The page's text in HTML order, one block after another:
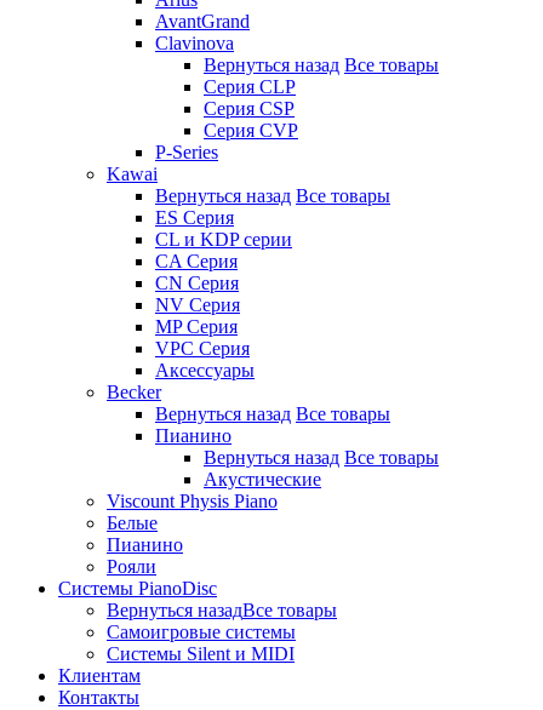
AvantGrand
Clavinova
Вернуться назад Все товары
Серия CLP
Серия CSP
Серия CVP
P-Series
Kawai
Вернуться назад Все товары
ES Серия
CL и KDP серии
CA Серия
CN Серия
NV Серия
MP Серия
VPC Серия
Аксессуары
Becker
Вернуться назад Все товары
Пианино
Вернуться назад Все товары
Акустические
Viscount Physis Piano
Белые
Пианино
Рояли
Системы PianoDisc
Вернуться назадВсе товары
Самоигровые системы
Системы Silent и MIDI
Клиентам
Контакты